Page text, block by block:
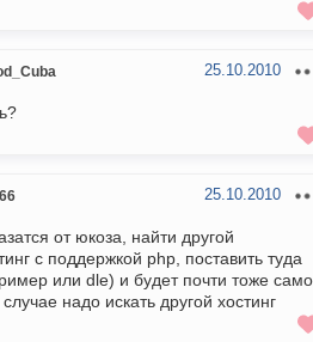
25.10.2010
25.10.2010
от юкоза, найти другой
с поддержкой php, поставить туда
или dle) и будет почти тоже
надо искать другой хостинг